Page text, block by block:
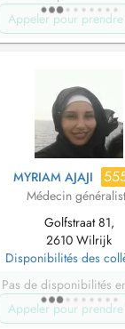
Appeler pour prendre
MYRIAM AJAJI
Médecin
Golfstraat 81,
2610 Wilrijk
Disponibilités des
Pas de disponibilités
Appeler pour prendre